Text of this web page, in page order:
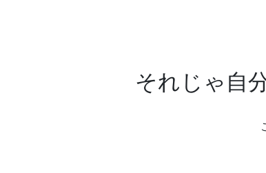
それじゃ自